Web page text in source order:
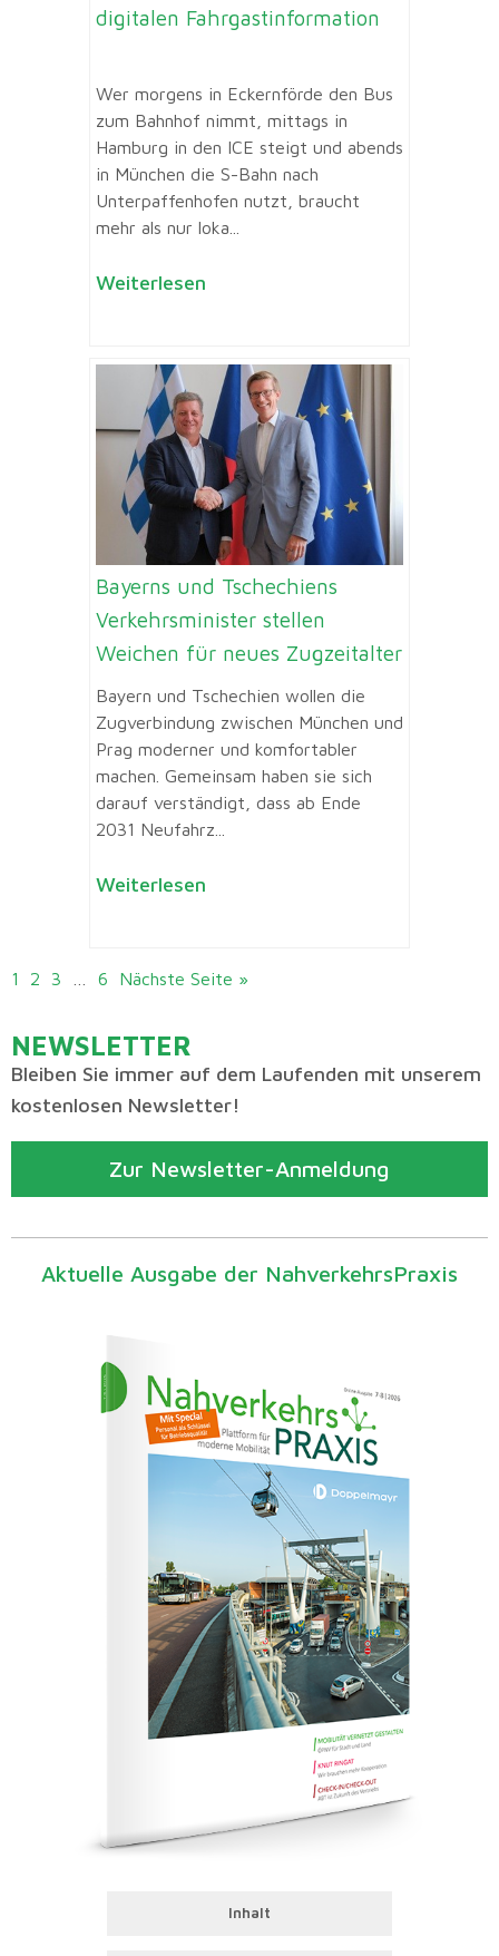
digitalen Fahrgastinformation
Wer morgens in Eckernförde den Bus
zum Bahnhof nimmt, mittags in
Hamburg in den ICE steigt und abends
in München die S-Bahn nach
Unterpaffenhofen nutzt, braucht
mehr als nur loka...
Weiterlesen
Bayerns und Tschechiens
Verkehrsminister stellen
Weichen für neues Zugzeitalter
Bayern und Tschechien wollen die
Zugverbindung zwischen München und
Prag moderner und komfortabler
machen. Gemeinsam haben sie sich
darauf verständigt, dass ab Ende
2031 Neufahrz...
Weiterlesen
1 2 3 6 Nächste Seite »
NEWSLETTER
Bleiben Sie immer auf dem Laufenden mit unserem
kostenlosen Newsletter!
Zur Newsletter-Anmeldung
Aktuelle Ausgabe der NahverkehrsPraxis
Inhalt